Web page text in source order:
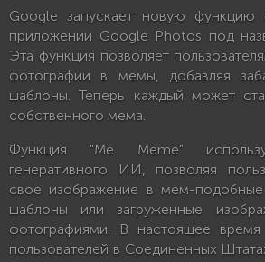
Google запускает новую функцию
приложении Google Photos под
Эта функция позволяет
фотографии в мемы, добавляя
шаблоны. Теперь каждый может
собственного мема.
Функция "Me Meme"
генеративного ИИ, позволяя
свое изображение в мем-подобные
шаблоны или загруженные
фотографиями. В настоящее
пользователей в Соединенных